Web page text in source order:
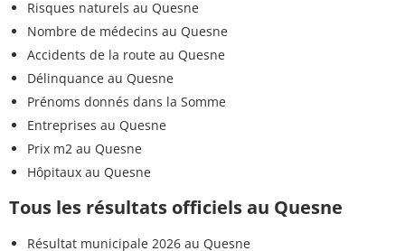
Risques naturels au Quesne
Nombre de médecins au Quesne
Accidents de la route au Quesne
Délinquance au Quesne
Prénoms donnés dans la Somme
Entreprises au Quesne
Prix m2 au Quesne
Hôpitaux au Quesne
Tous les résultats officiels au Quesne
Résultat municipale 2026 au Quesne